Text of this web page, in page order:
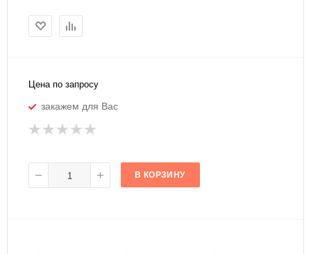
Цена по запросу
закажем для Вас
В КОРЗИНУ